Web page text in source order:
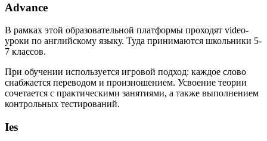
Advance
В рамках этой образовательной платформы проходят video-
уроки по английскому языку. Туда принимаются школьники 5-
7 классов.
При обучении используется игровой подход: каждое слово
снабжается переводом и произношением. Усвоение теории
сочетается с практическими занятиями, а также выполнением
контрольных тестирований.
Ies